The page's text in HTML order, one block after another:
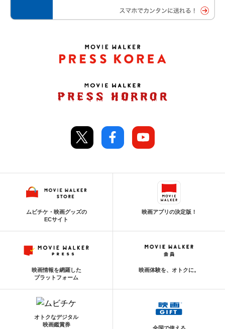
ムビチケ・映画グッズの
ECサイト
映画アプリの決定版！
映画情報を網羅した
プラットフォーム
映画体験を、オトクに。
オトクなデジタル
映画鑑賞券